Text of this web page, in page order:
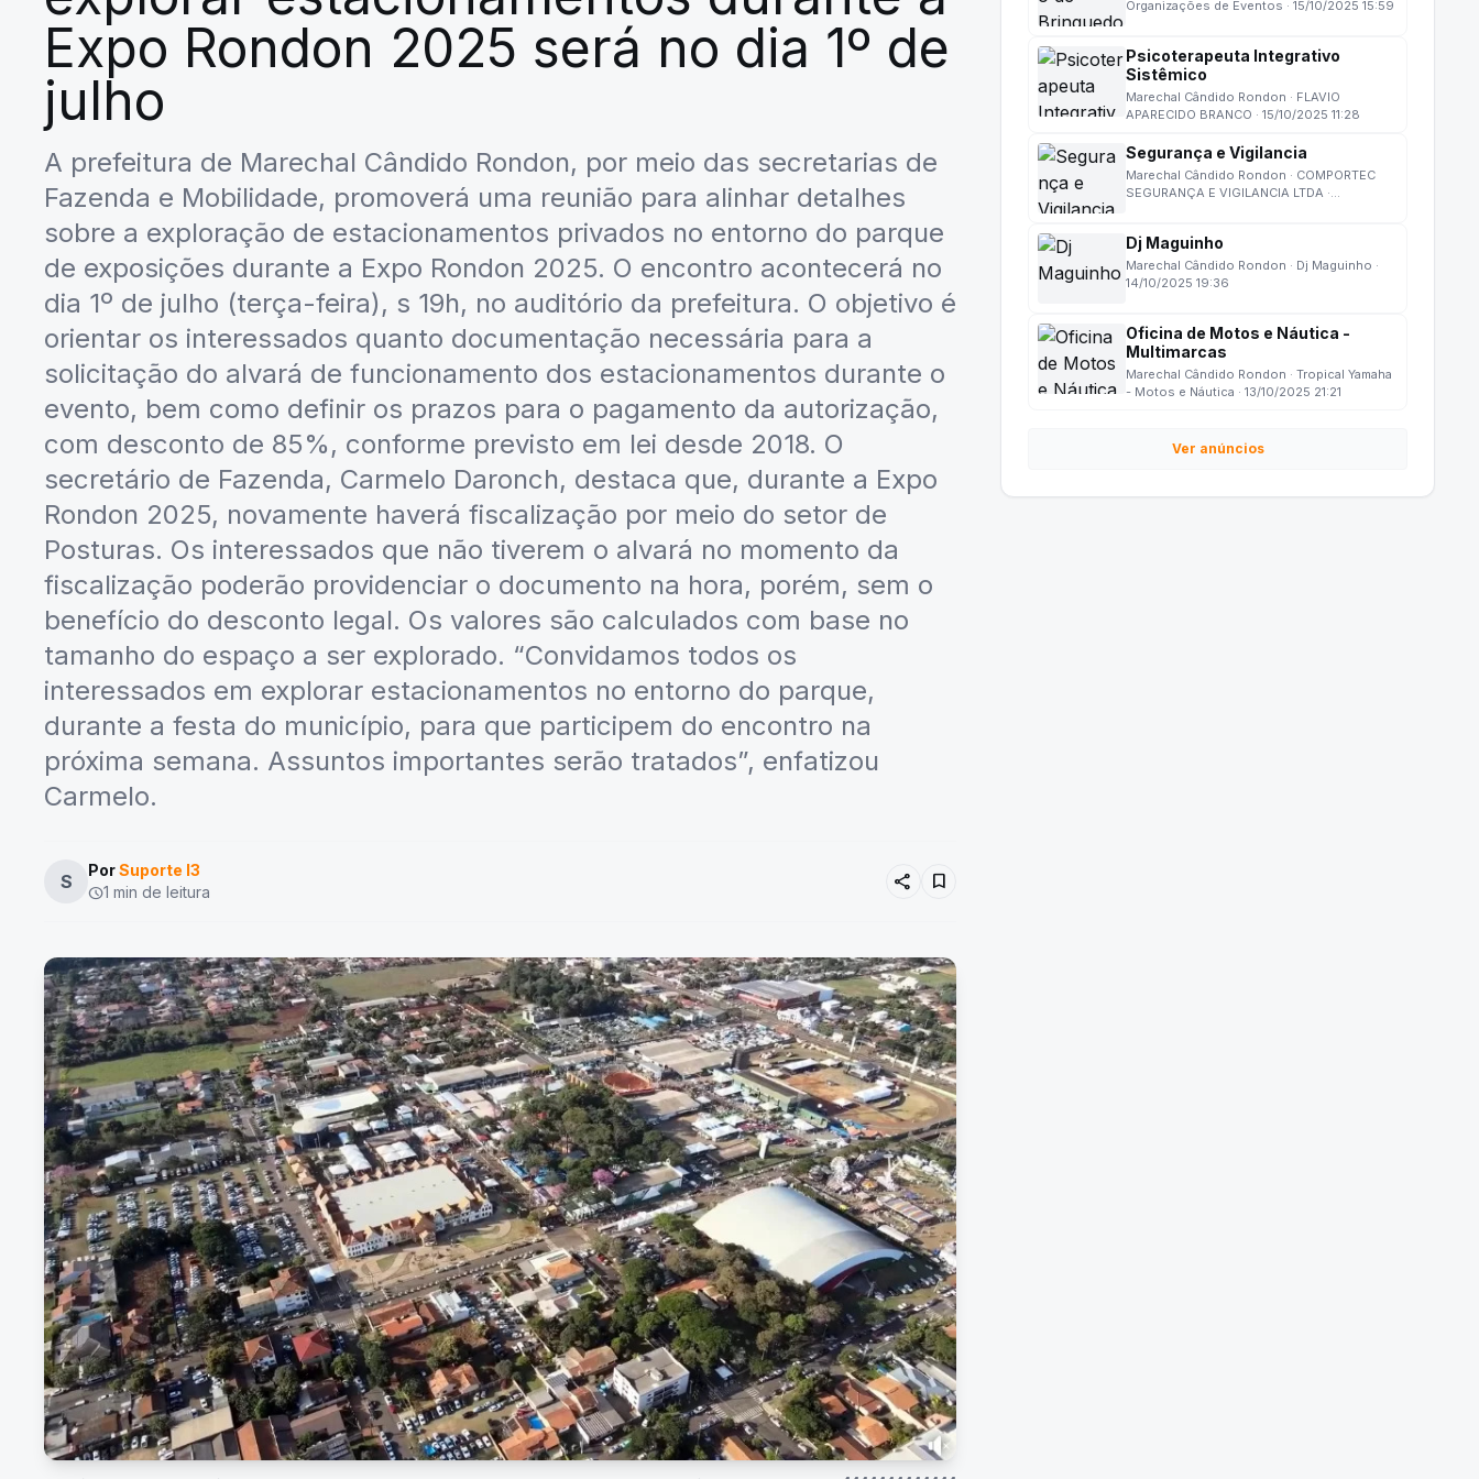
Expo Rondon 2025 será no dia 1º de
julho
A prefeitura de Marechal Cândido Rondon, por meio das secretarias de
Fazenda e Mobilidade, promoverá uma reunião para alinhar detalhes
sobre a exploração de estacionamentos privados no entorno do parque
de exposições durante a Expo Rondon 2025. O encontro acontecerá no
dia 1º de julho (terça-feira), s 19h, no auditório da prefeitura. O objetivo é
orientar os interessados quanto documentação necessária para a
solicitação do alvará de funcionamento dos estacionamentos durante o
evento, bem como definir os prazos para o pagamento da autorização,
com desconto de 85%, conforme previsto em lei desde 2018. O
secretário de Fazenda, Carmelo Daronch, destaca que, durante a Expo
Rondon 2025, novamente haverá fiscalização por meio do setor de
Posturas. Os interessados que não tiverem o alvará no momento da
fiscalização poderão providenciar o documento na hora, porém, sem o
benefício do desconto legal. Os valores são calculados com base no
tamanho do espaço a ser explorado. “Convidamos todos os
interessados em explorar estacionamentos no entorno do parque,
durante a festa do município, para que participem do encontro na
próxima semana. Assuntos importantes serão tratados”, enfatizou
Carmelo.
S
PorSuporte I3
schedule1 min de leitura share bookmark
Organizações de Eventos · 15/10/2025 15:59
Psicoterapeuta Integrativo
Sistêmico
Marechal Cândido Rondon · FLAVIO
APARECIDO BRANCO · 15/10/2025 11:28
Segurança e Vigilancia
Marechal Cândido Rondon · COMPORTEC
SEGURANÇA E VIGILANCIA LTDA ·
Dj Maguinho
Marechal Cândido Rondon · Dj Maguinho ·
14/10/2025 19:36
Oficina de Motos e Náutica -
Multimarcas
Marechal Cândido Rondon · Tropical Yamaha
- Motos e Náutica · 13/10/2025 21:21
Ver anúncios